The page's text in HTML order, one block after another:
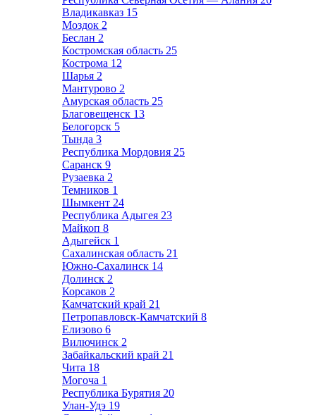
Владикавказ 15
Моздок 2
Беслан 2
Костромская область 25
Кострома 12
Шарья 2
Мантурово 2
Амурская область 25
Благовещенск 13
Белогорск 5
Тында 3
Республика Мордовия 25
Саранск 9
Рузаевка 2
Темников 1
Шымкент 24
Республика Адыгея 23
Майкоп 8
Адыгейск 1
Сахалинская область 21
Южно-Сахалинск 14
Долинск 2
Корсаков 2
Камчатский край 21
Петропавловск-Камчатский 8
Елизово 6
Вилючинск 2
Забайкальский край 21
Чита 18
Могоча 1
Республика Бурятия 20
Улан-Удэ 19